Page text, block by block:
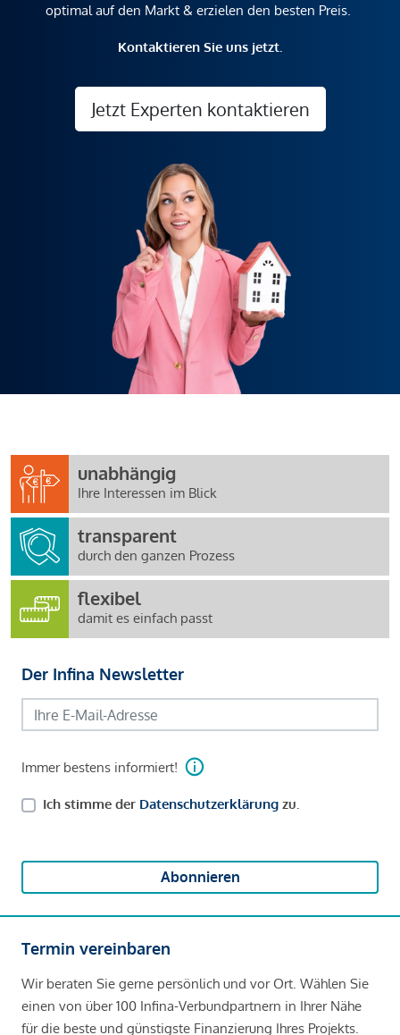
optimal auf den Markt & erzielen den besten Preis.
Kontaktieren Sie uns jetzt.
Jetzt Experten kontaktieren
unabhängig
Ihre Interessen im Blick
transparent
durch den ganzen Prozess
flexibel
damit es einfach passt
Der Infina Newsletter
Immer bestens informiert!
Ich stimme der Datenschutzerklärung zu.
Abonnieren
Termin vereinbaren
Wir beraten Sie gerne persönlich und vor Ort. Wählen Sie
einen von über 100 Infina-Verbundpartnern in Ihrer Nähe
für die beste und günstigste Finanzierung Ihres Projekts.